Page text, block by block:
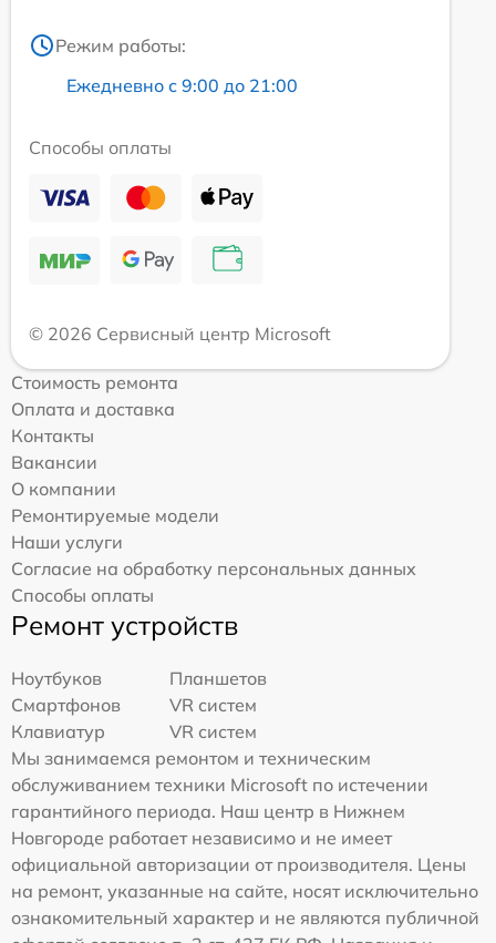
Режим работы:
Ежедневно с 9:00 до 21:00
Способы оплаты
© 2026 Сервисный центр Microsoft
Стоимость ремонта
Оплата и доставка
Контакты
Вакансии
О компании
Ремонтируемые модели
Наши услуги
Согласие на обработку персональных данных
Способы оплаты
Ремонт устройств
Ноутбуков
Планшетов
Смартфонов
VR систем
Клавиатур
VR систем
Мы занимаемся ремонтом и техническим
обслуживанием техники Microsoft по истечении
гарантийного периода. Наш центр в Нижнем
Новгороде работает независимо и не имеет
официальной авторизации от производителя. Цены
на ремонт, указанные на сайте, носят исключительно
ознакомительный характер и не являются публичной